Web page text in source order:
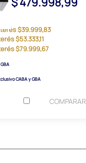
$39.999,83
$53.333,11
$79.999,67
CABA y GBA
COMPARAR